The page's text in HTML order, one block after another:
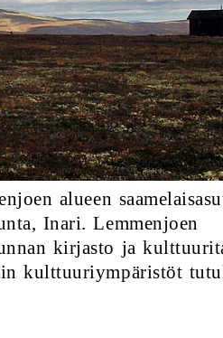
alueen
Inari. Lemmenjoen
kirjasto ja
kulttuuriympäristöt